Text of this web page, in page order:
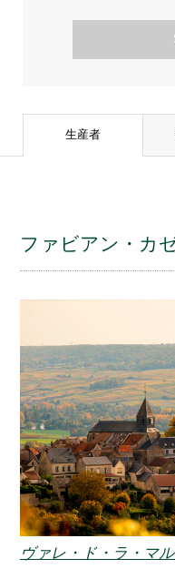
生産者
ファビアン・カ
ヴァレ・ド・ラ・マ